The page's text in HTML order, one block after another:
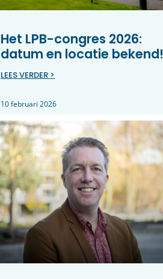
Het LPB-congres 2026:
datum en locatie bekend!
LEES VERDER >
10 februari 2026